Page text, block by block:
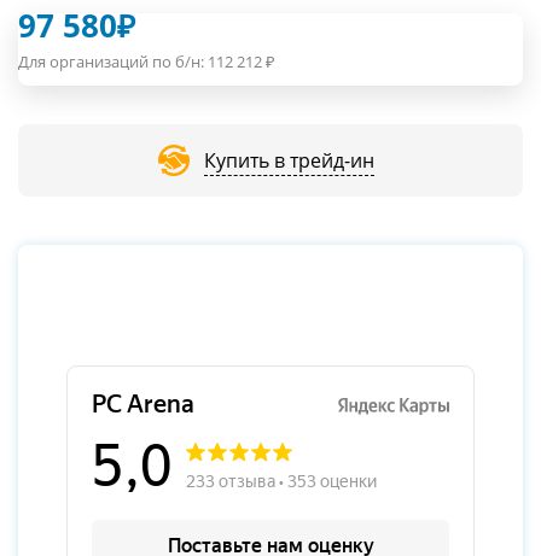
97 580₽
Для организаций по б/н: 112 212₽
Купить в трейд-ин